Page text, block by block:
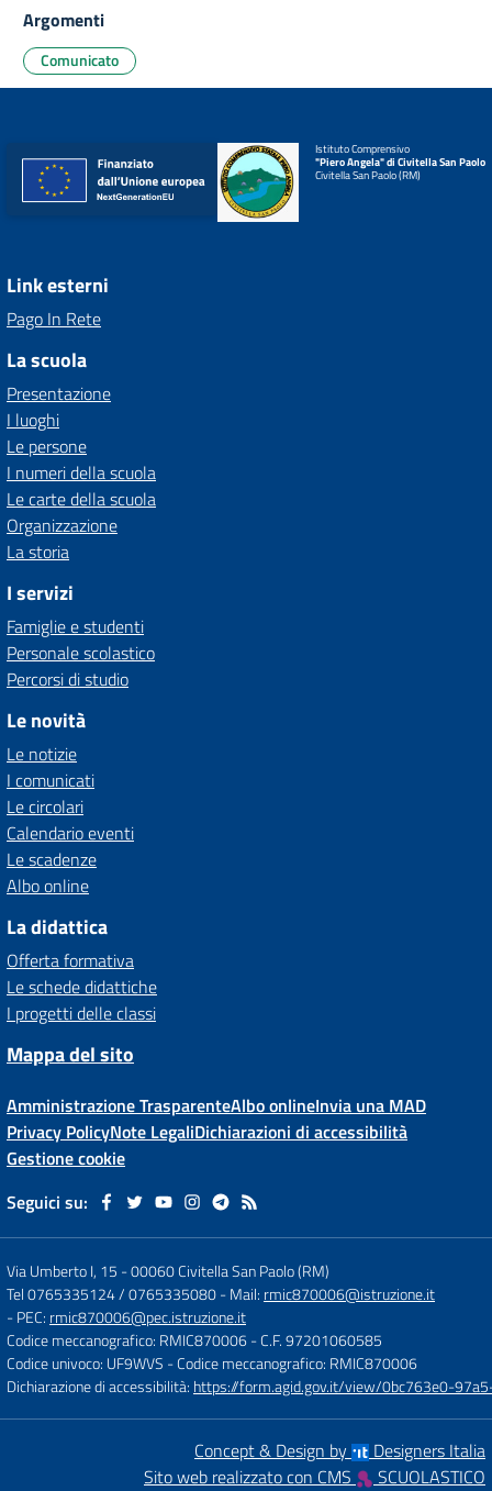
Argomenti
Comunicato
Istituto Comprensivo
"Piero Angela" di Civitella San Paolo
Civitella San Paolo (RM)
Link esterni
Pago In Rete
La scuola
Presentazione
I luoghi
Le persone
I numeri della scuola
Le carte della scuola
Organizzazione
La storia
I servizi
Famiglie e studenti
Personale scolastico
Percorsi di studio
Le novità
Le notizie
I comunicati
Le circolari
Calendario eventi
Le scadenze
Albo online
La didattica
Offerta formativa
Le schede didattiche
I progetti delle classi
Mappa del sito
Amministrazione TrasparenteAlbo onlineInvia una MAD
Privacy PolicyNote LegaliDichiarazioni di accessibilità
Gestione cookie
Seguici su:
Via Umberto I, 15 -00060 Civitella San Paolo (RM)
Tel 0765335124 / 0765335080- Mail: rmic870006@istruzione.it
- PEC: rmic870006@pec.istruzione.it
Codice meccanografico: RMIC870006- C.F. 97201060585
Codice univoco: UF9WVS - Codice meccanografico: RMIC870006
Dichiarazione di accessibilità: https://form.agid.gov.it/view/0bc763e0-
Concept & Design by
Designers Italia
Sito web realizzato con CMS
SCUOLASTICO